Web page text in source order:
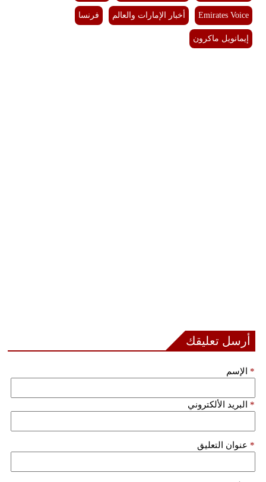
Emirates Voice أخبار الإمارات والعالم فرنسا
إيمانويل ماكرون
أرسل تعليقك
الإسم *
البريد الألكتروني *
عنوان التعليق *